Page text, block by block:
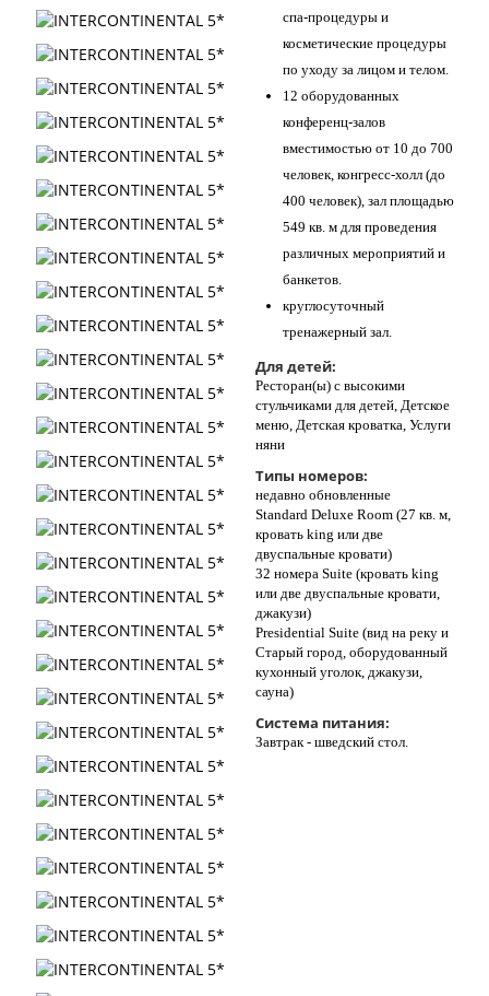
спа-процедуры и
косметические процедуры
по уходу за лицом и телом.
12 оборудованных
конференц-залов
вместимостью от 10 до 700
человек, конгресс-холл (до
400 человек), зал площадью
549 кв. м для проведения
различных мероприятий и
банкетов.
круглосуточный
тренажерный зал.
Для детей:
Ресторан(ы) с высокими
стульчиками для детей, Детское
меню, Детская кроватка, Услуги
няни
Типы номеров:
недавно обновленные
Standard Deluxe Room (27 кв. м,
кровать king или две
двуспальные кровати)
32 номера Suite (кровать king
или две двуспальные кровати,
джакузи)
Presidential Suite (вид на реку и
Старый город, оборудованный
кухонный уголок, джакузи,
сауна)
Система питания:
Завтрак - шведский стол.